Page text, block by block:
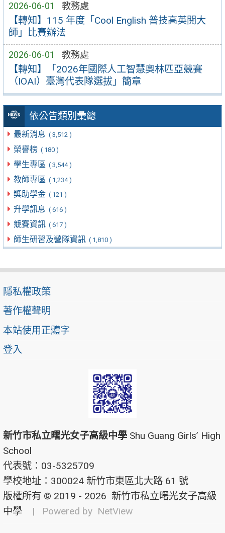
2026-06-01 教務處
【轉知】115 年度「Cool English 普技高英閱大
師」比賽辦法
2026-06-01 教務處
【轉知】「2026年國際人工智慧奧林匹亞競賽
（IOAI）臺灣代表隊選拔」簡章
依公告類別彙總
最新消息 ( 3,512 )
榮譽榜 ( 180 )
學生專區 ( 3,544 )
教師專區 ( 1,234 )
獎助學金 ( 121 )
升學訊息 ( 616 )
競賽資訊 ( 617 )
師生研習及營隊資訊 ( 1,810 )
隱私權政策
著作權聲明
本站使用正體字
登入
新竹市私立曙光女子高級中學 Shu Guang Girls’ High
School
代表號：03-5325709
學校地址：300024 新竹市東區北大路 61 號
版權所有 © 2019 - 2026 新竹市私立曙光女子高級
中學
| Powered by NetView